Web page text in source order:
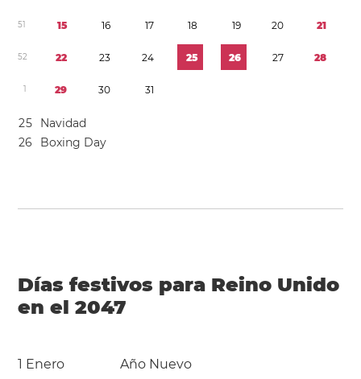
51 15 16 17 18 19 20 21
52 22 23 24 25 26 27 28
1 29 30 31
25
Navidad
26 Boxing Day
Días festivos para Reino Unido
en el 2047
1 Enero
Año Nuevo